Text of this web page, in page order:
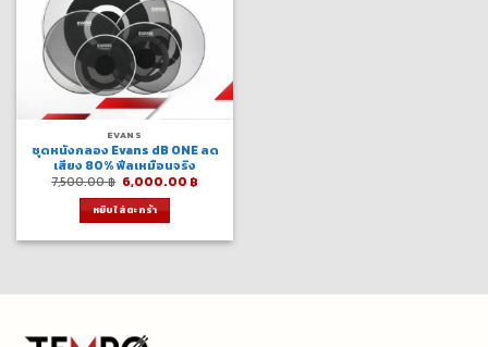
EVANS
ชุดหนังกลอง Evans dB ONE ลด
เสียง 80% ฟีลเหมือนจริง
7,500.00฿ Original
price
was:
7,500.00 ฿.
6,000.00 ฿Current
หยิบใส่ตะกร้า